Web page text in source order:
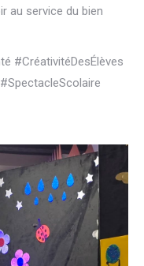
au service du bien
#CréativitéDesÉlèves